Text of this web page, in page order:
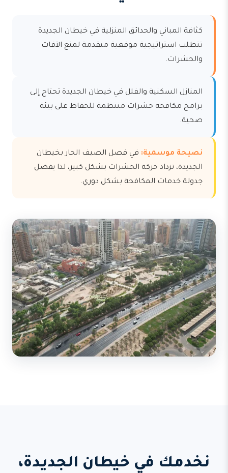
كثافة المباني والحدائق المنزلية في خيطان الجديدة
تتطلب استراتيجية موقعية متقدمة لمنع الآفات
والحشرات.
المنازل السكنية والفلل في خيطان الجديدة تحتاج إلى
برامج مكافحة حشرات منتظمة للحفاظ على بيئة
صحية.
نصيحة موسمية: في فصل الصيف الحار بخيطان
الجديدة، تزداد حركة الحشرات بشكل كبير، لذا يفضل
جدولة خدمات المكافحة بشكل دوري.
نخدمك في خيطان الجديدة،